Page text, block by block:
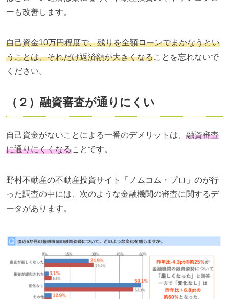
ーも改善します。
自己資金10万円程度で、残りを全額ローンでまかなうとい
うことは、それだけ返済額が大きくなることを忘れないで
ください。
（２）融資審査が通りにくい
自己資金がないことによる一番のデメリットは、 融資審査
に通りにくくなることです。
野村不動産の不動産投資サイト「ノムコム・プロ」のが行
った調査の中には、次のような金融機関の審査に関するデ
ータがあります。